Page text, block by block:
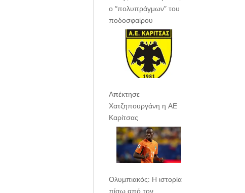
ο “πολυπράγμων” του
ποδοσφαίρου
Απέκτησε
Χατζηπουργάνη η ΑΕ
Καρίτσας
Ολυμπιακός: Η ιστορία
πίσω από τον